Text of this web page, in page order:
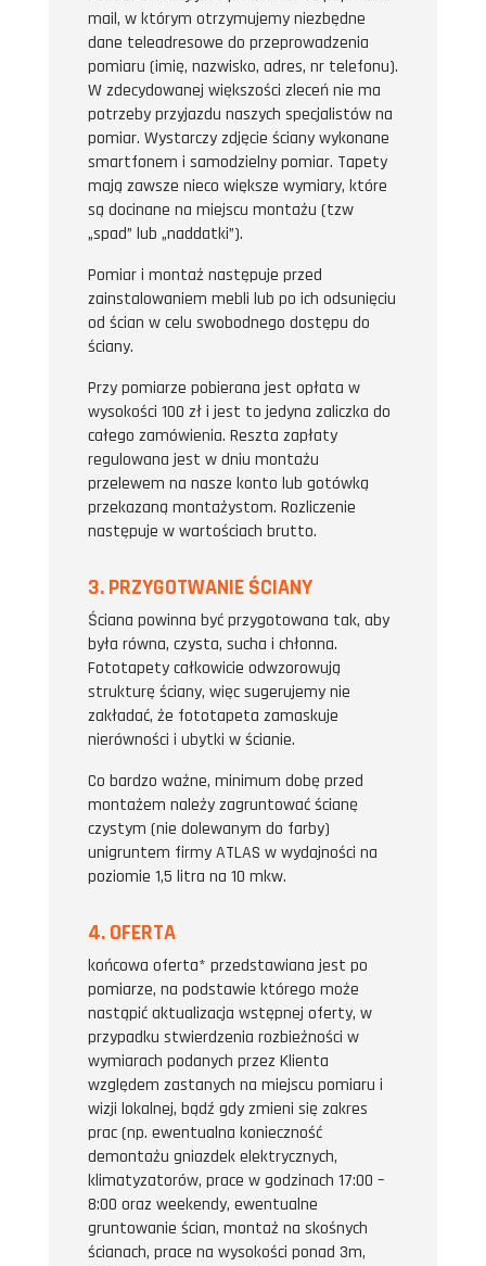
mail, w którym otrzymujemy niezbędne
dane teleadresowe do przeprowadzenia
pomiaru (imię, nazwisko, adres, nr telefonu).
W zdecydowanej większości zleceń nie ma
potrzeby przyjazdu naszych specjalistów na
pomiar. Wystarczy zdjęcie ściany wykonane
smartfonem i samodzielny pomiar. Tapety
mają zawsze nieco większe wymiary, które
są docinane na miejscu montażu (tzw
„spad” lub „naddatki”).
Pomiar i montaż następuje przed
zainstalowaniem mebli lub po ich odsunięciu
od ścian w celu swobodnego dostępu do
ściany.
Przy pomiarze pobierana jest opłata w
wysokości 100 zł i jest to jedyna zaliczka do
całego zamówienia. Reszta zapłaty
regulowana jest w dniu montażu
przelewem na nasze konto lub gotówką
przekazaną montażystom. Rozliczenie
następuje w wartościach brutto.
3. PRZYGOTWANIE ŚCIANY
Ściana powinna być przygotowana tak, aby
była równa, czysta, sucha i chłonna.
Fototapety całkowicie odwzorowują
strukturę ściany, więc sugerujemy nie
zakładać, że fototapeta zamaskuje
nierówności i ubytki w ścianie.
Co bardzo ważne, minimum dobę przed
montażem należy zagruntować ścianę
czystym (nie dolewanym do farby)
unigruntem firmy ATLAS w wydajności na
poziomie 1,5 litra na 10 mkw.
4. OFERTA
końcowa oferta* przedstawiana jest po
pomiarze, na podstawie którego może
nastąpić aktualizacja wstępnej oferty, w
przypadku stwierdzenia rozbieżności w
wymiarach podanych przez Klienta
względem zastanych na miejscu pomiaru i
wizji lokalnej, bądź gdy zmieni się zakres
prac (np. ewentualna konieczność
demontażu gniazdek elektrycznych,
klimatyzatorów, prace w godzinach 17:00 –
8:00 oraz weekendy, ewentualne
gruntowanie ścian, montaż na skośnych
ścianach, prace na wysokości ponad 3m,